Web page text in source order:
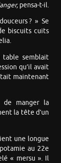
pensa-t-il.
? » Se
biscuits cuits
table semblait
qu’il avait
maintenant
de manger la
la tête d’un
une longue
au 22e
« mersu ». Il